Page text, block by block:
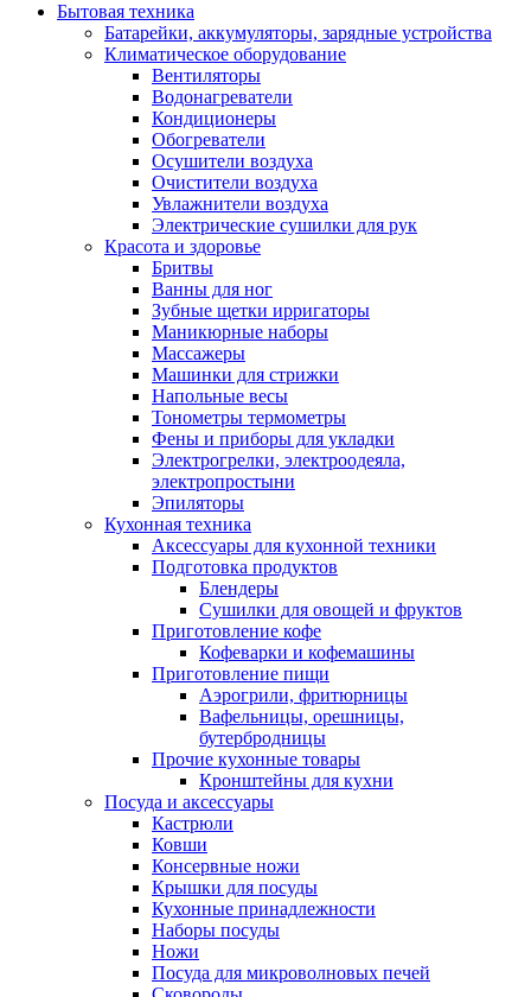
Бытовая техника
Батарейки, аккумуляторы, зарядные устройства
Климатическое оборудование
Вентиляторы
Водонагреватели
Кондиционеры
Обогреватели
Осушители воздуха
Очистители воздуха
Увлажнители воздуха
Электрические сушилки для рук
Красота и здоровье
Бритвы
Ванны для ног
Зубные щетки ирригаторы
Маникюрные наборы
Массажеры
Машинки для стрижки
Напольные весы
Тонометры термометры
Фены и приборы для укладки
Электрогрелки, электроодеяла,
электропростыни
Эпиляторы
Кухонная техника
Аксессуары для кухонной техники
Подготовка продуктов
Блендеры
Сушилки для овощей и фруктов
Приготовление кофе
Кофеварки и кофемашины
Приготовление пищи
Аэрогрили, фритюрницы
Вафельницы, орешницы,
бутербродницы
Прочие кухонные товары
Кронштейны для кухни
Посуда и аксессуары
Кастрюли
Ковши
Консервные ножи
Крышки для посуды
Кухонные принадлежности
Наборы посуды
Ножи
Посуда для микроволновых печей